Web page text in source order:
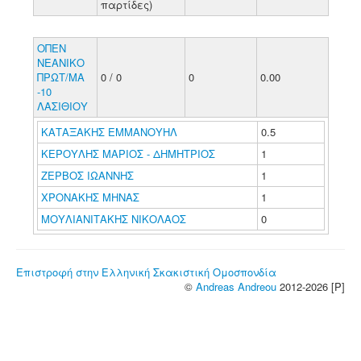
παρτίδες)
ΟΠΕΝ
ΝΕΑΝΙΚΟ
ΠΡΩΤ/ΜΑ
-10
ΛΑΣΙΘΙΟΥ
0 / 0 0 0.00
ΚΑΤΑΞΑΚΗΣ ΕΜΜΑΝΟΥΗΛ
0.5
ΚΕΡΟΥΛΗΣ ΜΑΡΙΟΣ - ΔΗΜΗΤΡΙΟΣ
1
ΖΕΡΒΟΣ ΙΩΑΝΝΗΣ
1
ΧΡΟΝΑΚΗΣ ΜΗΝΑΣ
1
ΜΟΥΛΙΑΝΙΤΑΚΗΣ ΝΙΚΟΛΑΟΣ
0
Επιστροφή στην Ελληνική Σκακιστική Ομοσπονδία
© Andreas Andreou 2012-2026 [P]